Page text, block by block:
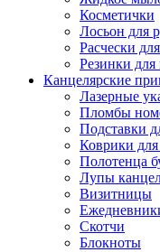
Косметички
Лосьон для
Расчески
Резинки для
Канцелярские
Лазерные
Пломбы
Подставки
Коврики для
Полотенца
Лупы
Визитницы
Скотчи
Блокноты